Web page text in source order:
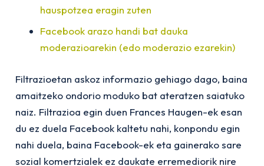
hauspotzea eragin zuten
Facebook arazo handi bat dauka
moderazioarekin (edo moderazio ezarekin)
Filtrazioetan askoz informazio gehiago dago, baina
amaitzeko ondorio moduko bat ateratzen saiatuko
naiz. Filtrazioa egin duen Frances Haugen-ek esan
du ez duela Facebook kaltetu nahi, konpondu egin
nahi duela, baina Facebook-ek eta gainerako sare
sozial komertzialek ez daukate erremediorik nire